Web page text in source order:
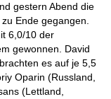
gestern Abend die
Ende gegangen.
6,0/10 der
gewonnen. David
es auf je 5,5
Oparin (Russland,
(Lettland,